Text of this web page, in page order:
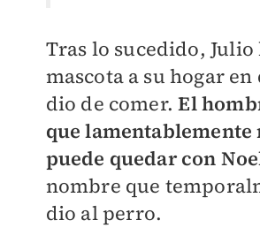
Tras lo sucedido,
mascota a su hogar
dio de comer.El
que lamentablemente
puede quedar con
nombre que
dio al perro.